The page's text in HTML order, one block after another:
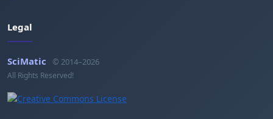
Legal
SciMatic © 2014–2026
All Rights Reserved!